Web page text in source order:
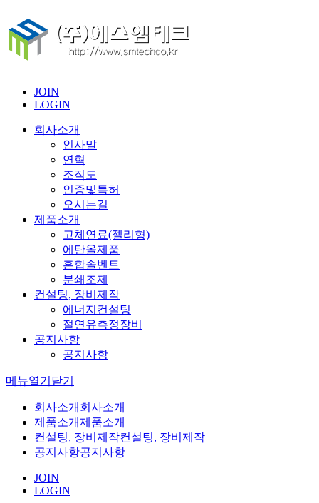
JOIN
LOGIN
회사소개
인사말
연혁
조직도
인증및특허
오시는길
제품소개
고체연료(젤리형)
에탄올제품
혼합솔벤트
분쇄조제
컨설팅, 장비제작
에너지컨설팅
절연유측정장비
공지사항
공지사항
메뉴열기 닫기
회사소개 회사소개
제품소개제품소개
컨설팅, 장비제작컨설팅, 장비제작
공지사항공지사항
JOIN
LOGIN